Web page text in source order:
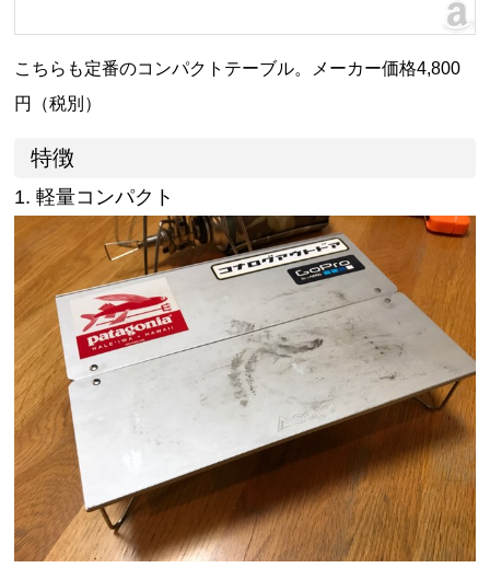
こちらも定番のコンパクトテーブル。メーカー価格4,800
円（税別）
特徴
1. 軽量コンパクト